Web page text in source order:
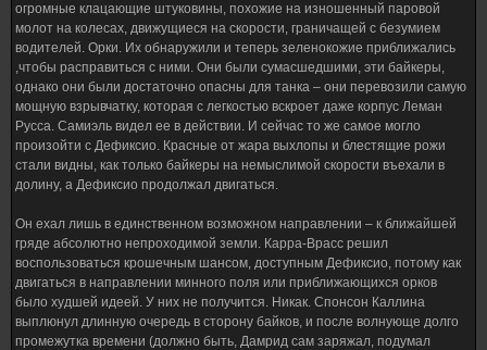
огромные клацающие штуковины, похожие на изношенный паровой
молот на колесах, движущиеся на скорости, граничащей с безумием
водителей. Орки. Их обнаружили и теперь зеленокожие приближались
,чтобы расправиться с ними. Они были сумасшедшими, эти байкеры,
однако они были достаточно опасны для танка – они перевозили самую
мощную взрывчатку, которая с легкостью вскроет даже корпус Леман
Русса. Самиэль видел ее в действии. И сейчас то же самое могло
произойти с Дефиксио. Красные от жара выхлопы и блестящие рожи
стали видны, как только байкеры на немыслимой скорости въехали в
долину, а Дефиксио продолжал двигаться.
Он ехал лишь в единственном возможном направлении – к ближайшей
гряде абсолютно непроходимой земли. Карра-Врасс решил
воспользоваться крошечным шансом, доступным Дефиксио, потому как
двигаться в направлении минного поля или приближающихся орков
было худшей идеей. У них не получится. Никак. Спонсон Каллина
выплюнул длинную очередь в сторону байков, и после волнующе долго
промежутка времени (должно быть, Дамрид сам заряжал, подумал